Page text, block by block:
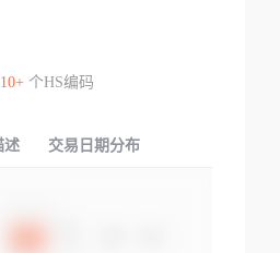
10+个HS编码
述 交易日期分布